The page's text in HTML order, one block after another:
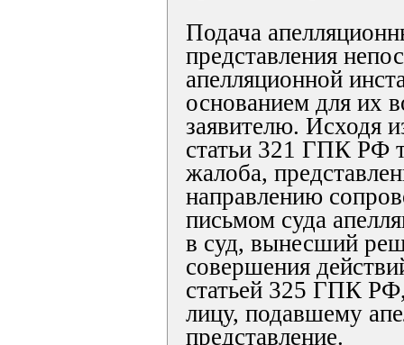
Подача
представления
апелляционной
основанием для их
заявителю. Исходя
статьи 321 ГПК РФ
жалоба,
направлению
письмом суда
в суд, вынесший
совершения
статьей 325 ГПК
лицу, подавшему
представление.